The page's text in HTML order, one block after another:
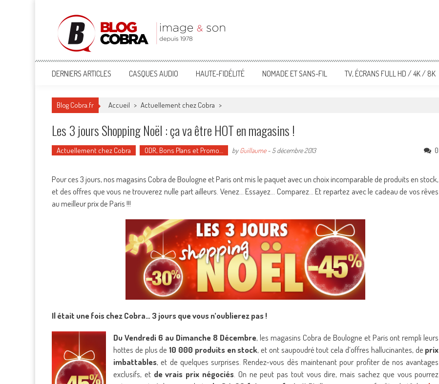
Blog Cobra
Toute l'actu Image & Son !
DERNIERS ARTICLES CASQUES AUDIO HAUTE-FIDÉLITÉ NOMADE ET SANS-FIL TV, ÉCRANS FULL HD / 4K / 8K
Blog Cobra.fr Accueil > Actuellement chez Cobra >
Les 3 jours Shopping Noël : ça va être HOT en magasins !
Actuellement chez Cobra ODR, Bons Plans et Promo… byGuillaume- 5 décembre 2013 0
Pour ces 3 jours, nos magasins Cobra de Boulogne et Paris ont mis le paquet avec un choix incomparable de produits en stock,
et des offres que vous ne trouverez nulle part ailleurs. Venez… Essayez… Comparez… Et repartez avec le cadeau de vos rêves
au meilleur prix de Paris !!!
Il était une fois chez Cobra… 3 jours que vous n’oublierez pas !
Du Vendredi 6 au Dimanche 8 Décembre, les magasins Cobra de Boulogne et Paris ont rempli leurs
hottes de plus de10 000 produits en stock, et ont saupoudré tout cela d’offres hallucinantes, de prix
imbattables, et de quelques surprises. Rendez-vous dès maintenant pour profiter de nos avantages
exclusifs, et de vrais prix négociés. On ne peut pas tout vous dire, mais sachez que vous pourrez